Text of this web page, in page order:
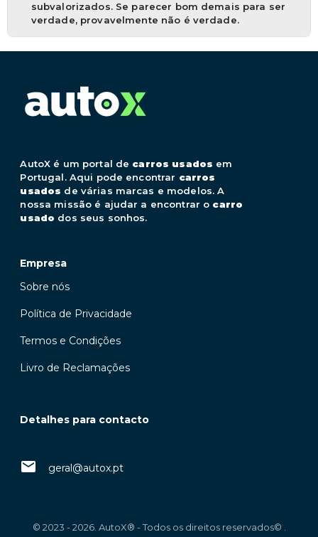
subvalorizados. Se parecer bom demais para ser
verdade, provavelmente não é verdade.
AutoX é um portal de carros usados em
Portugal. Aqui pode encontrar carros
usados de várias marcas e modelos. A
nossa missão é ajudar a encontrar o carro
usado dos seus sonhos.
Empresa
Sobre nós
Política de Privacidade
Termos e Condições
Livro de Reclamações
Detalhes para contacto
geral@autox.pt
© 2023 - 2026. AutoX® - Todos os direitos reservados© .